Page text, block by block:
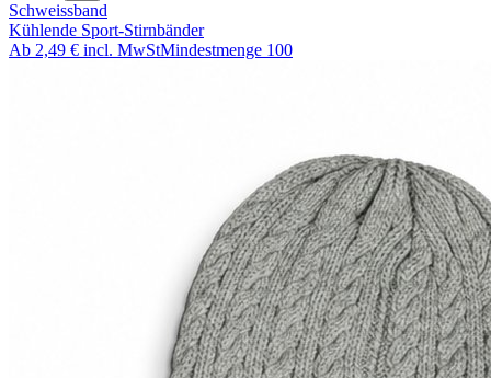
Schweissband
Kühlende Sport-Stirnbänder
Ab 2,49 € incl. MwStMindestmenge 100